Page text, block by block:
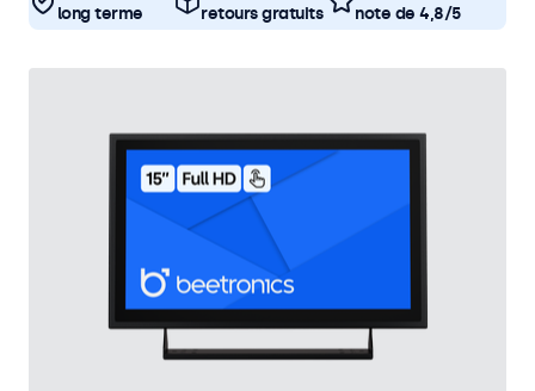
long terme
retours gratuits
note de 4,8/5